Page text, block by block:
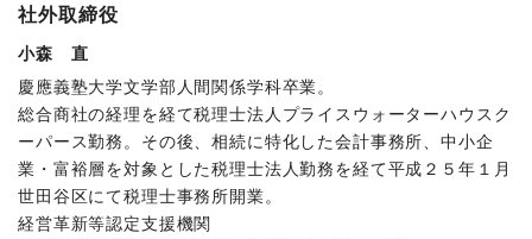
社外取締役
小森 直
慶應義塾大学文学部人間関係学科卒業。
総合商社の経理を経て税理士法人プライスウォーターハウスク
ーパース勤務。その後、相続に特化した会計事務所、中小企
業・富裕層を対象とした税理士法人勤務を経て平成２５年１月
世田谷区にて税理士事務所開業。
経営革新等認定支援機関